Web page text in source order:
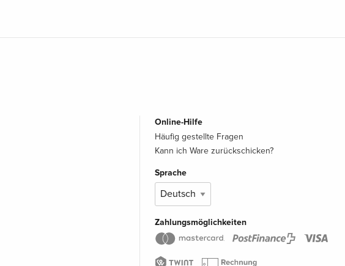
Online-Hilfe
Häufig gestellte Fragen
Kann ich Ware zurückschicken?
Sprache
Zahlungsmöglichkeiten